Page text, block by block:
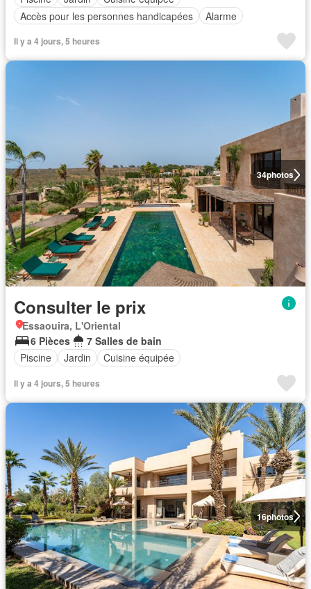
Accès pour les personnes handicapées
Alarme
Il y a 4 jours, 5 heures
34photos
Consulter le prix
Essaouira, L'Oriental
6 Pièces
7 Salles de bain
Piscine
Jardin Cuisine équipée
Il y a 4 jours, 5 heures
16photos